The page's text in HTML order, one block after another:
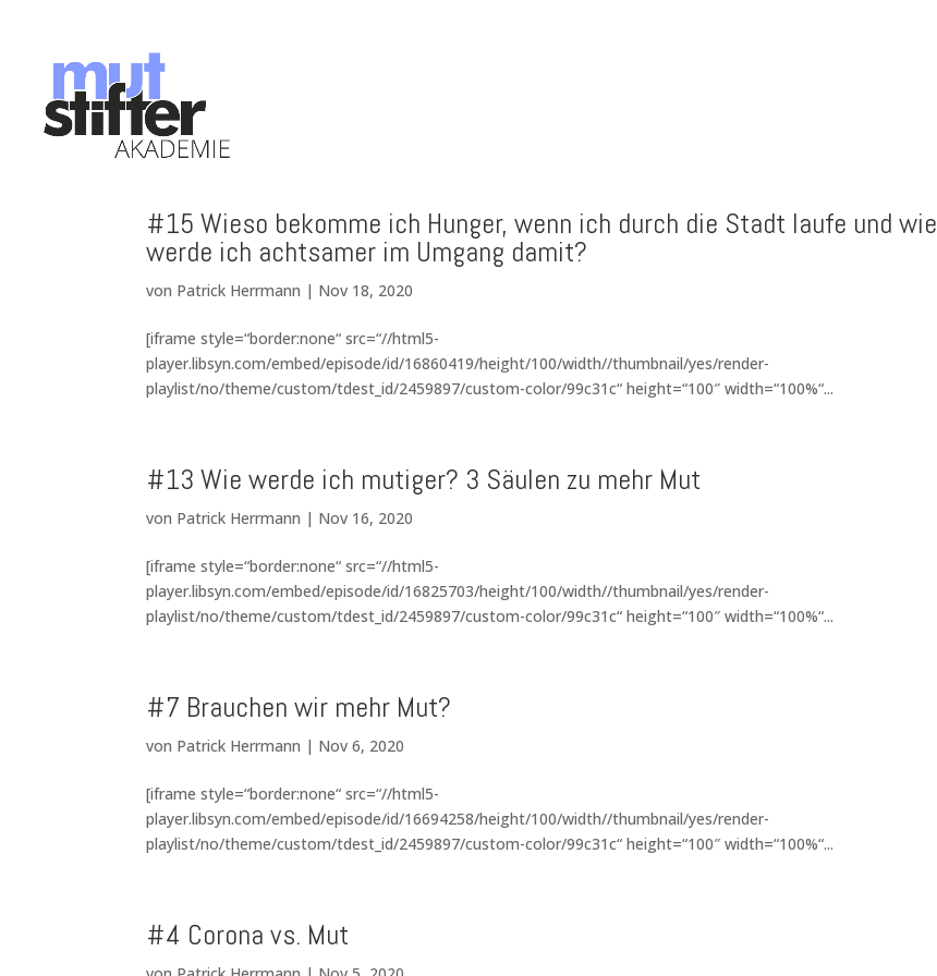
#15 Wieso bekomme ich Hunger, wenn ich durch die Stadt laufe und wie
werde ich achtsamer im Umgang damit?
von Patrick Herrmann | Nov 18, 2020
[iframe style=“border:none“ src=“//html5-
player.libsyn.com/embed/episode/id/16860419/height/100/width//thumbnail/yes/render-
playlist/no/theme/custom/tdest_id/2459897/custom-color/99c31c“ height=“100″ width=“100%“...
#13 Wie werde ich mutiger? 3 Säulen zu mehr Mut
von Patrick Herrmann | Nov 16, 2020
[iframe style=“border:none“ src=“//html5-
player.libsyn.com/embed/episode/id/16825703/height/100/width//thumbnail/yes/render-
playlist/no/theme/custom/tdest_id/2459897/custom-color/99c31c“ height=“100″ width=“100%“...
#7 Brauchen wir mehr Mut?
von Patrick Herrmann | Nov 6, 2020
[iframe style=“border:none“ src=“//html5-
player.libsyn.com/embed/episode/id/16694258/height/100/width//thumbnail/yes/render-
playlist/no/theme/custom/tdest_id/2459897/custom-color/99c31c“ height=“100″ width=“100%“...
#4 Corona vs. Mut